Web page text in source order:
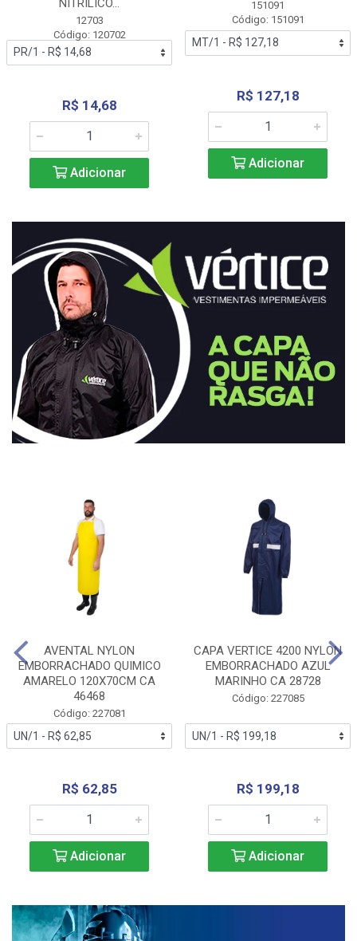
NITRÍLICO...
12703
Código: 120702
R$ 14,68
Adicionar
151091
Código: 151091
R$ 127,18
Adicionar
AVENTAL NYLON
EMBORRACHADO QUIMICO
AMARELO 120X70CM CA
46468
Código: 227081
R$ 62,85
Adicionar
CAPA VERTICE 4200 NYLON
EMBORRACHADO AZUL
MARINHO CA 28728
Código: 227085
R$ 199,18
Adicionar